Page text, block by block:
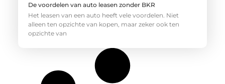
De voordelen van auto leasen zonder BKR
Het leasen van een auto heeft vele voordelen. Niet
alleen ten opzichte van kopen, maar zeker ook ten
opzichte van